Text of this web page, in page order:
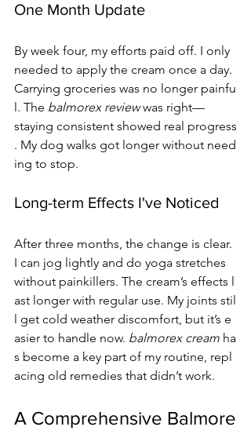
One Month Update
By week four, my efforts paid off. I only
needed to apply the cream once a day.
Carrying groceries was no longer painfu
l. The balmorex review was right—
staying consistent showed real progress
. My dog walks got longer without need
ing to stop.
Long-term Effects I've Noticed
After three months, the change is clear.
I can jog lightly and do yoga stretches
without painkillers. The cream’s effects l
ast longer with regular use. My joints stil
l get cold weather discomfort, but it’s e
asier to handle now. balmorex cream ha
s become a key part of my routine, repl
acing old remedies that didn’t work.
A Comprehensive Balmore